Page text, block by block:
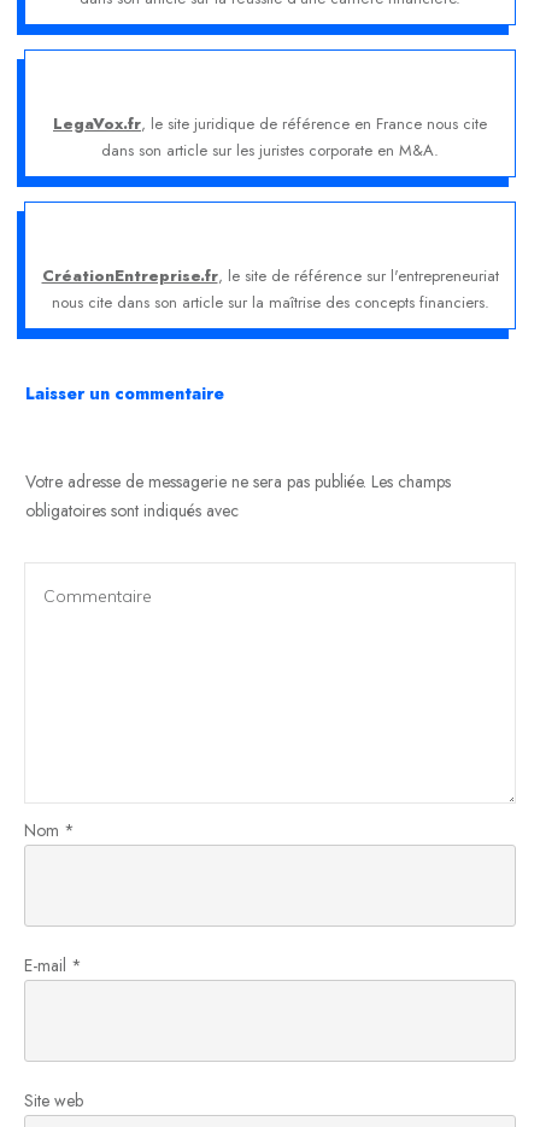
LegaVox.fr, le site juridique de référence en France nous cite
dans son article sur les juristes corporate en M&A.
CréationEntreprise.fr, le site de référence sur l'entrepreneuriat
nous cite dans son article sur la maîtrise des concepts financiers.
Laisser un commentaire
Votre adresse de messagerie ne sera pas publiée. Les champs
obligatoires sont indiqués avec
Nom *
E-mail *
Site web